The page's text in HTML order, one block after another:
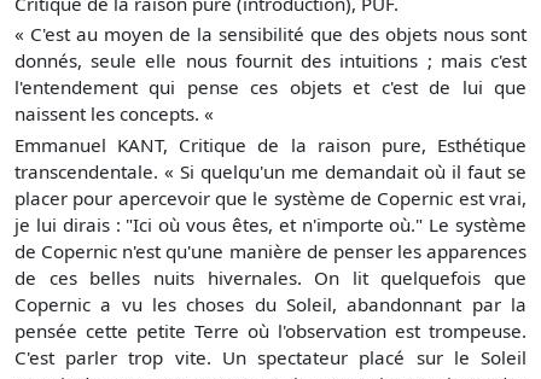
« C'est au moyen de la sensibilité que des objets nous sont
donnés, seule elle nous fournit des intuitions ; mais c'est
l'entendement qui pense ces objets et c'est de lui que
naissent les concepts. «
Emmanuel KANT, Critique de la raison pure, Esthétique
transcendentale. « Si quelqu'un me demandait où il faut se
placer pour apercevoir que le système de Copernic est vrai,
je lui dirais : "Ici où vous êtes, et n'importe où." Le système
de Copernic n'est qu'une manière de penser les apparences
de ces belles nuits hivernales. On lit quelquefois que
Copernic a vu les choses du Soleil, abandonnant par la
pensée cette petite Terre où l'observation est trompeuse.
C'est parler trop vite. Un spectateur placé sur le Soleil